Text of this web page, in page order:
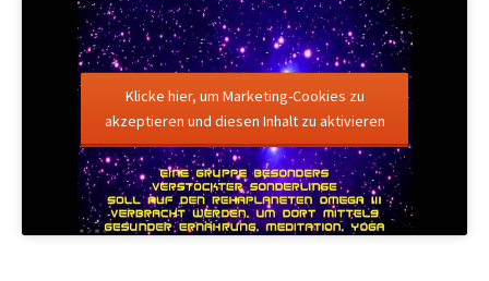
Klicke hier, um Marketing-Cookies zu
akzeptieren und diesen Inhalt zu aktivieren